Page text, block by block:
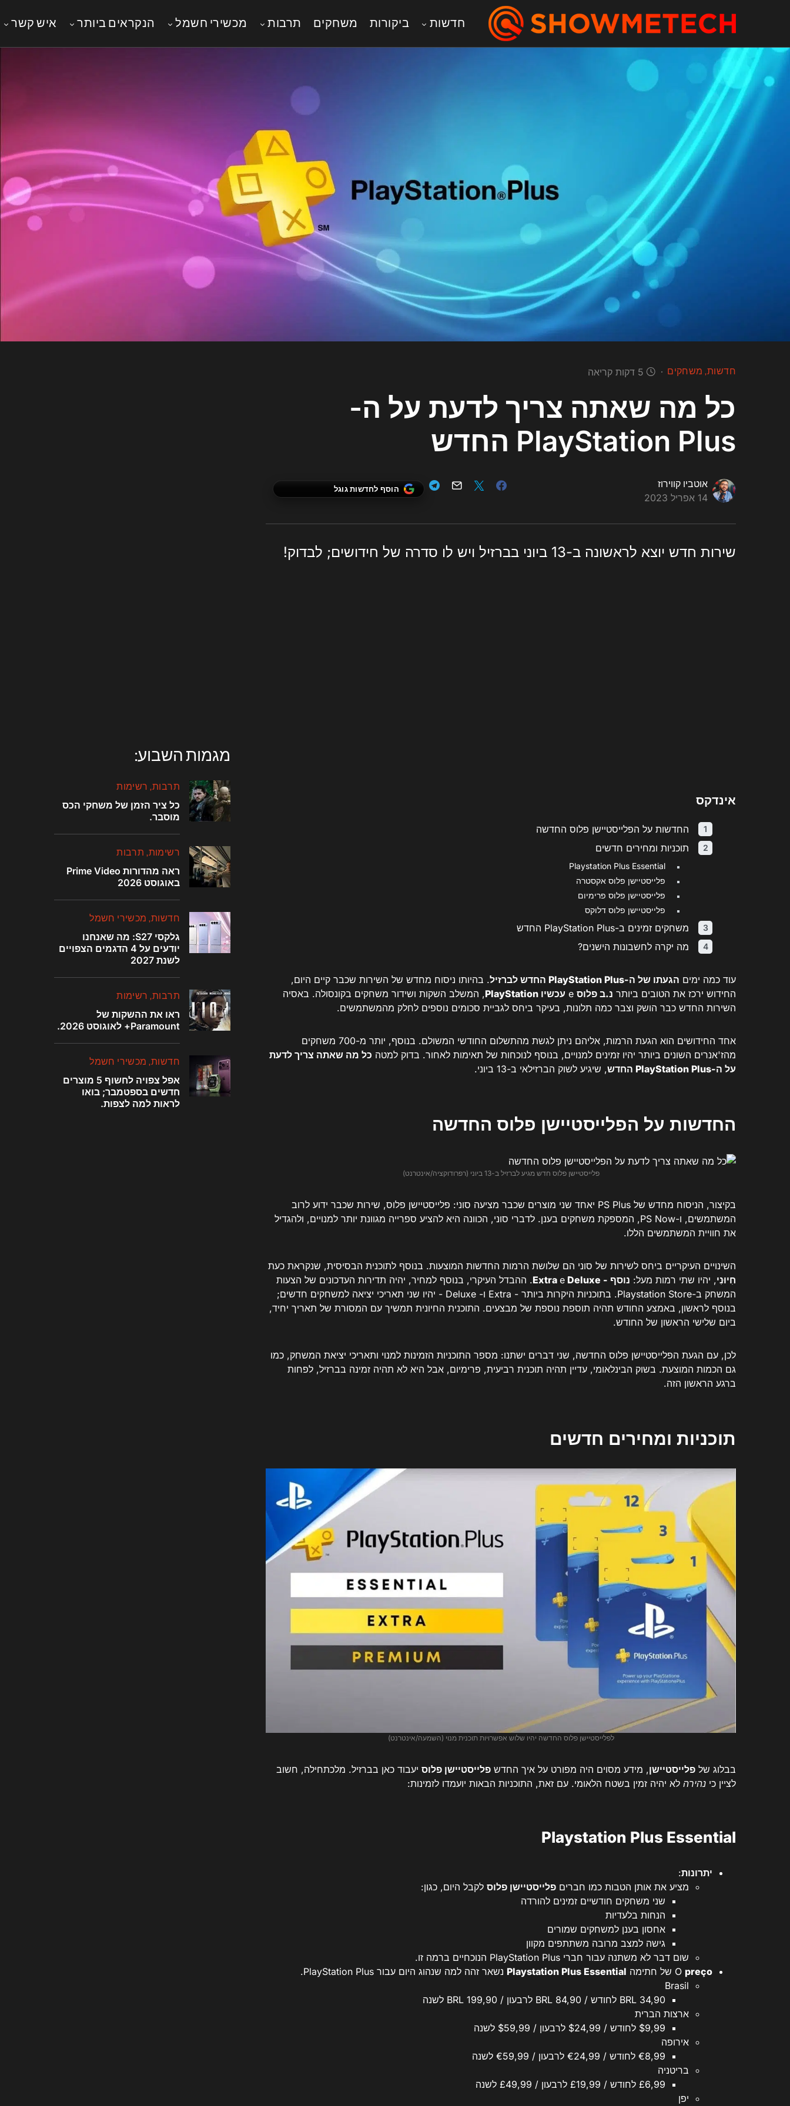
חדשות ביקורות משחקים תרבות מכשירי חשמל הנקראים ביותר איש קשר
חדשות משחקים 5 דקות קריאה
כל מה שאתה צריך לדעת על ה-
PlayStation Plus החדש
אוטביו קווירוז
14 אפריל 2023
הוסף לחדשות גוגל
שירות חדש יוצא לראשונה ב-13 ביוני בברזיל ויש לו סדרה של חידושים; לבדוק!
אינדקס
החדשות על הפלייסטיישן פלוס החדשה
תוכניות ומחירים חדשים
Playstation Plus Essential
פלייסטיישן פלוס אקסטרה
פלייסטיישן פלוס פרימיום
פלייסטיישן פלוס דלוקס
משחקים זמינים ב-PlayStation Plus החדש
מה יקרה לחשבונות הישנים?
עוד כמה ימים הגעתו של ה-PlayStation Plus החדש לברזיל
. בהיותו ניסוח מחדש של השירות שכבר קיים היום,
החידוש ירכז את הטובים ביותר נ.ב פלוס עכשיו PlayStation
, המשלב השקות ושידור משחקים בקונסולה. באסיה
השירות החדש כבר הושק וצבר כמה תלונות, בעיקר ביחס לגביית סכומים נוספים לחלק מהמשתמשים.
אחד החידושים הוא הגעת הרמות, אליהם ניתן לגשת מהתשלום החודשי המשולם. בנוסף, יותר מ-700 משחקים
מהז'אנרים השונים ביותר יהיו זמינים למנויים, בנוסף לנוכחות של תאימות לאחור. בדוק למטה כל מה שאתה צריך לדעת
על ה-PlayStation Plus החדש
, שיגיע לשוק הברזילאי ב-13 ביוני.
החדשות על הפלייסטיישן פלוס החדשה
פלייסטיישן פלוס חדש מגיע לברזיל ב-13 ביוני (רפרודוקציה/אינטרנט)
בקיצור, הניסוח מחדש של PS Plus יאחד שני מוצרים שכבר מציעה סוני: פלייסטיישן פלוס, שירות שכבר ידוע לרוב
המשתמשים, ו-PS Now, המספקת משחקים בענן. לדברי סוני, הכוונה היא להציע ספרייה מגוונת יותר למנויים, ולהגדיל
את חוויית המשתמשים הללו.
השינויים העיקריים ביחס לשירות של סוני הם שלושת הרמות החדשות המוצעות. בנוסף לתוכנית הבסיסית, שנקראת כעת
חִיוּנִי, יהיו שתי רמות מעל: נוסף - Extra e Deluxe
. ההבדל העיקרי, בנוסף למחיר, יהיה תדירות העדכונים של הצעות
המשחק ב-Playstation Store. בתוכניות היקרות ביותר - Extra ו- Deluxe - יהיו שני תאריכי יציאה למשחקים חדשים;
בנוסף לראשון, באמצע החודש תהיה תוספת נוספת של מבצעים. התוכנית החיונית תמשיך עם המסורת של תאריך יחיד,
ביום שלישי הראשון של החודש.
לכן, עם הגעת הפלייסטיישן פלוס החדשה, שני דברים ישתנו: מספר התוכניות הזמינות למנוי ותאריכי יציאת המשחק, כמו
גם הכמות המוצעת. בשוק הבינלאומי, עדיין תהיה תוכנית רביעית, פרימיום, אבל היא לא תהיה זמינה בברזיל, לפחות
ברגע הראשון הזה.
תוכניות ומחירים חדשים
לפלייסטיישן פלוס החדשה יהיו שלוש אפשרויות תוכנית מנוי (השמעה/אינטרנט)
בבלוג של פלייסטיישן, מידע מסוים היה מפורט על איך החדש פלייסטיישן פלוס יעבוד כאן בברזיל. מלכתחילה, חשוב
לציין כי נהירה לא יהיה זמין בשטח הלאומי. עם זאת, התוכניות הבאות יועמדו לזמינות:
Playstation Plus Essential
יתרונות:
מציע את אותן הטבות כמו חברים פלייסטיישן פלוס לקבל היום, כגון:
שני משחקים חודשיים זמינים להורדה
הנחות בלעדיות
אחסון בענן למשחקים שמורים
גישה למצב מרובה משתתפים מקוון
שום דבר לא משתנה עבור חברי PlayStation Plus הנוכחיים ברמה זו.
O preço של חתימה Playstation Plus Essential נשאר זהה למה שנהוג היום עבור PlayStation Plus.
Brasil
BRL 34,90 לחודש / BRL 84,90 לרבעון / BRL 199,90 לשנה
ארצות הברית
$9,99 לחודש / $24,99 לרבעון / $59,99 לשנה
אירופה
€8,99 לחודש / €24,99 לרבעון / €59,99 לשנה
בריטניה
£6,99 לחודש / £19,99 לרבעון / £49,99 לשנה
יפן
מגמות השבוע:
תרבות רשימות
כל ציר הזמן של משחקי הכס
מוסבר.
רשימות תרבות
ראה מהדורות Prime Video
באוגוסט 2026
חדשות מכשירי חשמל
גלקסי S27: מה שאנחנו
יודעים על 4 הדגמים הצפויים
לשנת 2027
תרבות רשימות
ראו את ההשקות של
Paramount+ לאוגוסט 2026.
חדשות מכשירי חשמל
אפל צפויה לחשוף 5 מוצרים
חדשים בספטמבר; בואו
לראות למה לצפות.